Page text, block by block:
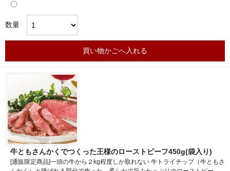
〇
数量
買い物かごへ入れる
牛ともさんかくでつくった王様のローストビーフ450g(袋入り)
[通販限定商品]一頭の牛から２kg程度しか取れない 牛トライチップ（牛ともさ